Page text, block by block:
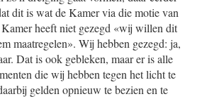
dit is wat de Kamer via die motie van
heeft niet gezegd «wij willen dit
maatregelen». Wij hebben gezegd: ja,
Dat is ook gebleken, maar er is alle
die wij hebben tegen het licht te
gelden opnieuw te bezien en te